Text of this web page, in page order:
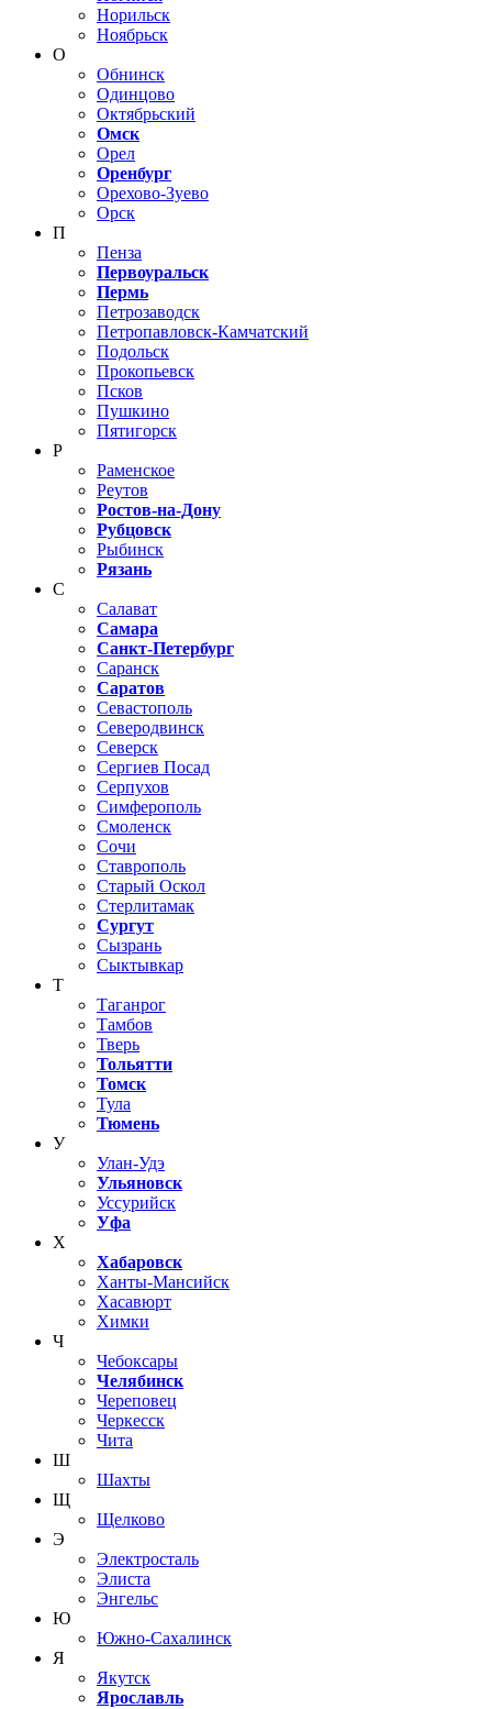
Норильск
Ноябрьск
О
Обнинск
Одинцово
Октябрьский
Омск
Орел
Оренбург
Орехово-Зуево
Орск
П
Пенза
Первоуральск
Пермь
Петрозаводск
Петропавловск-Камчатский
Подольск
Прокопьевск
Псков
Пушкино
Пятигорск
Р
Раменское
Реутов
Ростов-на-Дону
Рубцовск
Рыбинск
Рязань
С
Салават
Самара
Санкт-Петербург
Саранск
Саратов
Севастополь
Северодвинск
Северск
Сергиев Посад
Серпухов
Симферополь
Смоленск
Сочи
Ставрополь
Старый Оскол
Стерлитамак
Сургут
Сызрань
Сыктывкар
Т
Таганрог
Тамбов
Тверь
Тольятти
Томск
Тула
Тюмень
У
Улан-Удэ
Ульяновск
Уссурийск
Уфа
Х
Хабаровск
Ханты-Мансийск
Хасавюрт
Химки
Ч
Чебоксары
Челябинск
Череповец
Черкесск
Чита
Ш
Шахты
Щ
Щелково
Э
Электросталь
Элиста
Энгельс
Ю
Южно-Сахалинск
Я
Якутск
Ярославль